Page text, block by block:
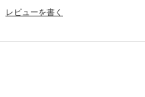
レビューを書く